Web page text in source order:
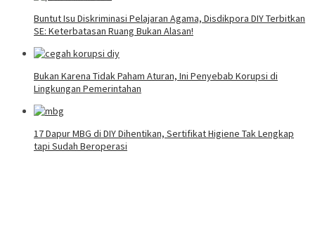
Buntut Isu Diskriminasi Pelajaran Agama, Disdikpora DIY Terbitkan
SE: Keterbatasan Ruang Bukan Alasan!
Bukan Karena Tidak Paham Aturan, Ini Penyebab Korupsi di
Lingkungan Pemerintahan
17 Dapur MBG di DIY Dihentikan, Sertifikat Higiene Tak Lengkap
tapi Sudah Beroperasi